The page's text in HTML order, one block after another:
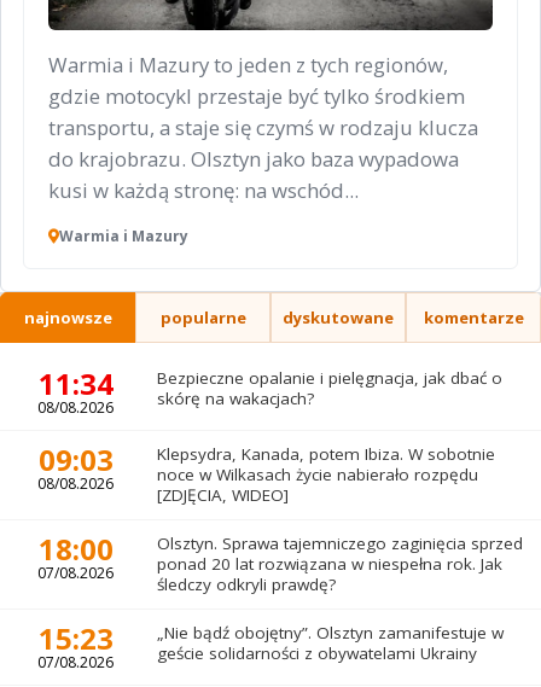
Warmia i Mazury to jeden z tych regionów,
gdzie motocykl przestaje być tylko środkiem
transportu, a staje się czymś w rodzaju klucza
do krajobrazu. Olsztyn jako baza wypadowa
kusi w każdą stronę: na wschód...
Warmia i Mazury
najnowsze popularne dyskutowane komentarze
11:34
08/08.2026
Bezpieczne opalanie i pielęgnacja, jak dbać o
skórę na wakacjach?
09:03
08/08.2026
Klepsydra, Kanada, potem Ibiza. W sobotnie
noce w Wilkasach życie nabierało rozpędu
[ZDJĘCIA, WIDEO]
18:00
07/08.2026
Olsztyn. Sprawa tajemniczego zaginięcia sprzed
ponad 20 lat rozwiązana w niespełna rok. Jak
śledczy odkryli prawdę?
15:23
07/08.2026
„Nie bądź obojętny”. Olsztyn zamanifestuje w
geście solidarności z obywatelami Ukrainy